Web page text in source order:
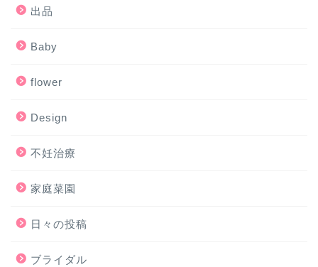
出品
Baby
flower
Design
不妊治療
家庭菜園
日々の投稿
ブライダル